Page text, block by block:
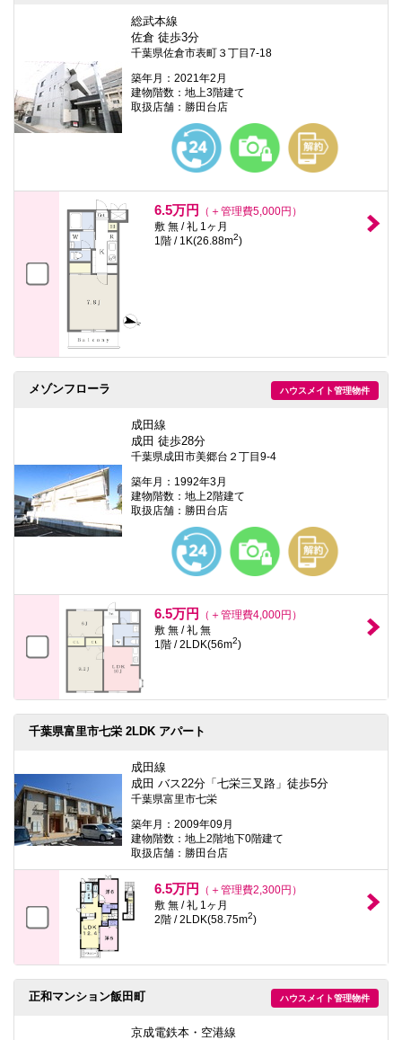
総武本線
佐倉 徒歩3分
千葉県佐倉市表町３丁目7-18
築年月：2021年2月
建物階数：地上3階建て
取扱店舗：勝田台店
6.5万円
（＋管理費5,000円）
敷 無 / 礼 1ヶ月
1階 / 1K(26.88m2)
ハウスメイト管理物件
メゾンフローラ
成田線
成田 徒歩28分
千葉県成田市美郷台２丁目9-4
築年月：1992年3月
建物階数：地上2階建て
取扱店舗：勝田台店
6.5万円
（＋管理費4,000円）
敷 無 / 礼 無
1階 / 2LDK(56m2)
千葉県富里市七栄 2LDK アパート
成田線
成田 バス22分「七栄三叉路」徒歩5分
千葉県富里市七栄
築年月：2009年09月
建物階数：地上2階地下0階建て
取扱店舗：勝田台店
6.5万円
（＋管理費2,300円）
敷 無 / 礼 1ヶ月
2階 / 2LDK(58.75m2)
ハウスメイト管理物件
正和マンション飯田町
京成電鉄本・空港線